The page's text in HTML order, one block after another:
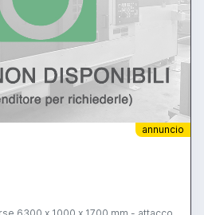
annuncio